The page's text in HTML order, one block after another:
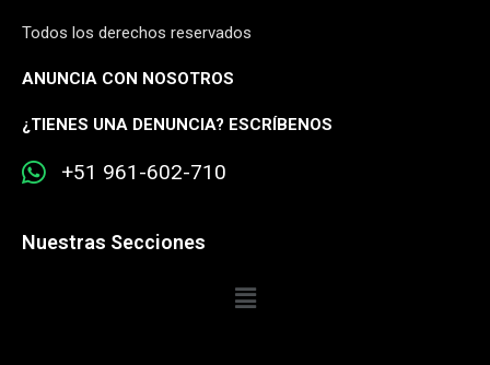
Todos los derechos reservados
ANUNCIA CON NOSOTROS
¿TIENES UNA DENUNCIA? ESCRÍBENOS
+51 961-602-710
Nuestras Secciones